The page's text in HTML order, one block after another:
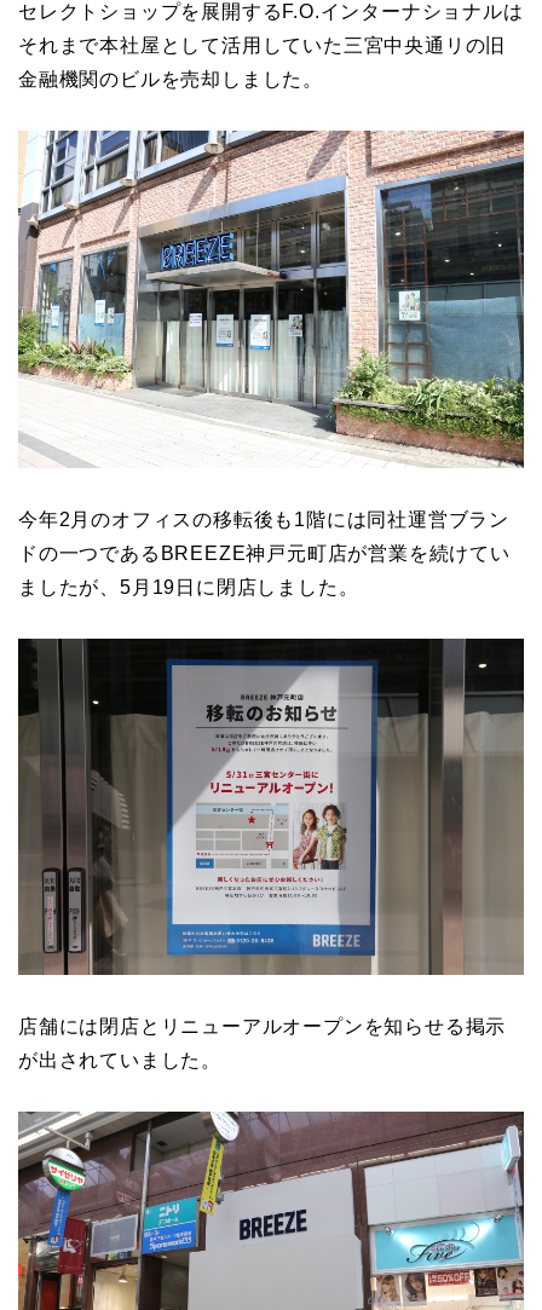
セレクトショップを展開するF.O.インターナショナルは
それまで本社屋として活用していた三宮中央通リの旧
金融機関のビルを売却しました。
今年2月のオフィスの移転後も1階には同社運営ブラン
ドの一つであるBREEZE神戸元町店が営業を続けてい
ましたが、5月19日に閉店しました。
店舗には閉店とリニューアルオープンを知らせる掲示
が出されていました。